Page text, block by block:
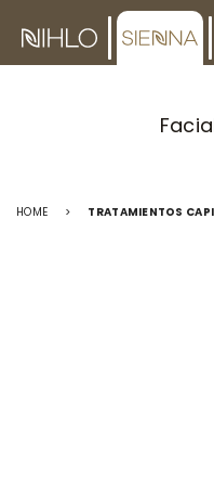
HOME > TRATAMIENTOS